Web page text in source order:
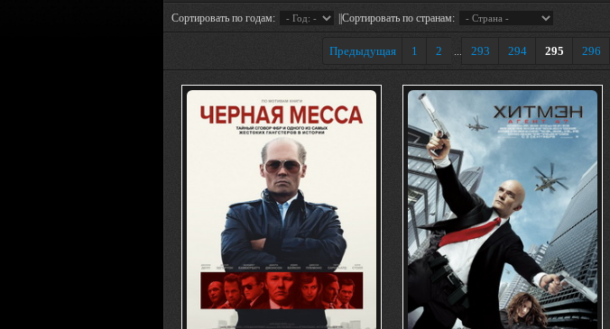
Сортировать по годам: ||Сортировать по странам:
Предыдущая 1 2 ... 293 294 295 296